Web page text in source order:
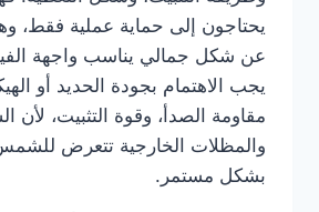
يحتاجون إلى حماية عملية فقط،
عن شكل جمالي يناسب واجهة
يجب الاهتمام بجودة الحديد أو
مقاومة الصدأ، وقوة التثبيت، لأن
والمظلات الخارجية تتعرض للشمس
بشكل مستمر.